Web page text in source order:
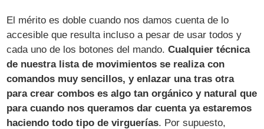
El mérito es doble cuando nos damos cuenta de lo
accesible que resulta incluso a pesar de usar todos y
cada uno de los botones del mando.Cualquier técnica
de nuestra lista de movimientos se realiza con
comandos muy sencillos, y enlazar una tras otra
para crear combos es algo tan orgánico y natural que
para cuando nos queramos dar cuenta ya estaremos
haciendo todo tipo de virguerías. Por supuesto,